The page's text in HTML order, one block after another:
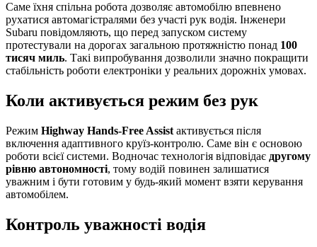
Саме їхня спільна робота дозволяє автомобілю впевнено
рухатися автомагістралями без участі рук водія. Інженери
Subaru повідомляють, що перед запуском систему
протестували на дорогах загальною протяжністю понад 100
тисяч миль. Такі випробування дозволили значно покращити
стабільність роботи електроніки у реальних дорожніх умовах.
Коли активується режим без рук
Режим Highway Hands-Free Assist активується після
включення адаптивного круїз-контролю. Саме він є основою
роботи всієї системи. Водночас технологія відповідає другому
рівню автономності, тому водій повинен залишатися
уважним і бути готовим у будь-який момент взяти керування
автомобілем.
Контроль уважності водія